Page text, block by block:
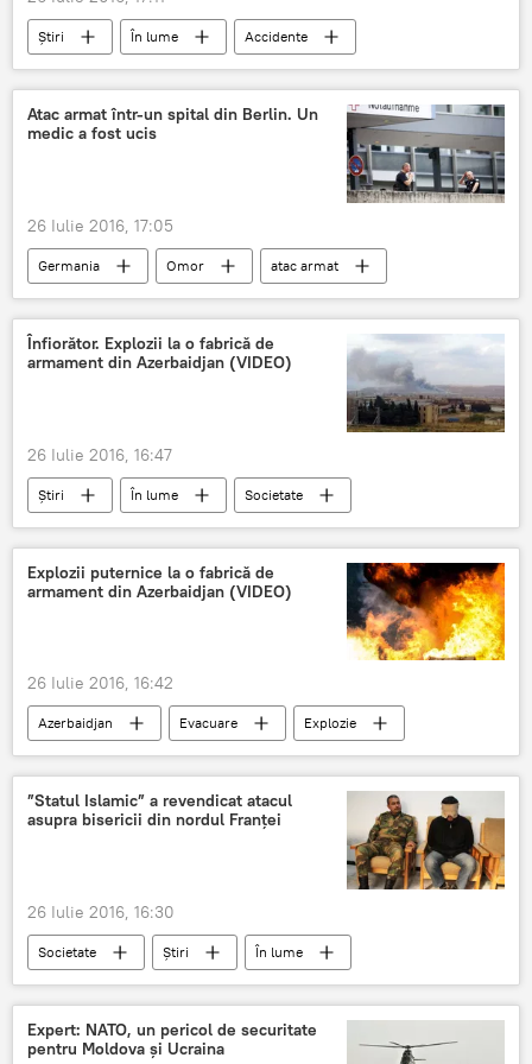
Știri În lume
Accidente
Germania
Atac armat
Deces
Medic
Atac armat într-un spital din Berlin. Un
medic a fost ucis
26 Iulie 2016, 17:05
Germania Omor
atac armat
Medic
Spital Berlin Poliție
Înfiorător. Explozii la o fabrică de
armament din Azerbaidjan (VIDEO)
26 Iulie 2016, 16:47
Știri În lume
Societate
Azerbaidjan
victime
explozie
stabilire
uzină militară
Explozii puternice la o fabrică de
armament din Azerbaidjan (VIDEO)
26 Iulie 2016, 16:42
Azerbaidjan Evacuare
Explozie
Răniți
Video
”Statul Islamic” a revendicat atacul
asupra bisericii din nordul Franței
26 Iulie 2016, 16:30
Societate Știri
În lume
Franţa
Statul Islamic
Teroriști
Preot ucis
Expert: NATO, un pericol de securitate
pentru Moldova și Ucraina